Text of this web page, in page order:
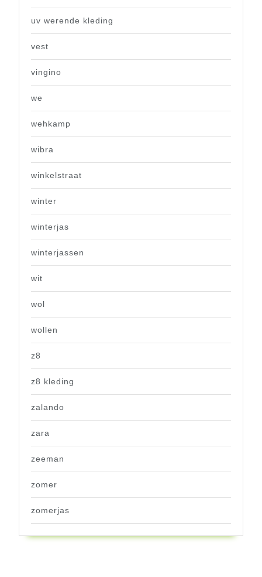
uv werende kleding
vest
vingino
we
wehkamp
wibra
winkelstraat
winter
winterjas
winterjassen
wit
wol
wollen
z8
z8 kleding
zalando
zara
zeeman
zomer
zomerjas